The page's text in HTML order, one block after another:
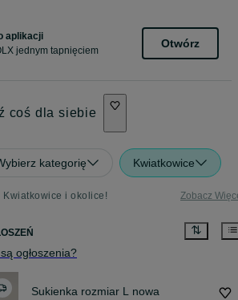
aplikacji
jednym tapnięciem
Otwórz
coś dla siebie
kategorię Kwiatkowice
Kwiatkowice i okolice! Zobacz
ogłoszenia?
Sukienka rozmiar L nowa